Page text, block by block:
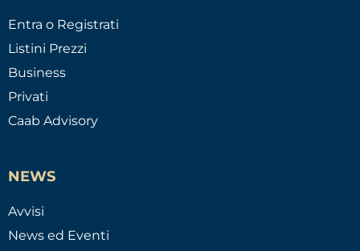
Entra o Registrati
Listini Prezzi
Business
Privati
Caab Advisory
NEWS
Avvisi
News ed Eventi